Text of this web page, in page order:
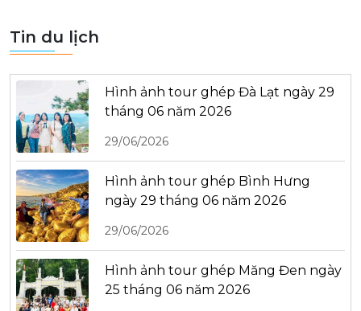
Tin du lịch
Hình ảnh tour ghép Đà Lạt ngày 29
tháng 06 năm 2026
29/06/2026
Hình ảnh tour ghép Bình Hưng
ngày 29 tháng 06 năm 2026
29/06/2026
Hình ảnh tour ghép Măng Đen ngày
25 tháng 06 năm 2026